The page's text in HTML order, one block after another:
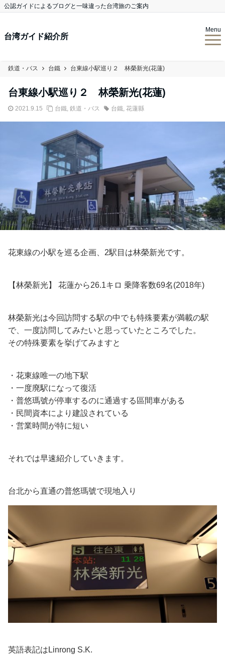
公認ガイドによるブログと一味違った台湾旅のご案内
台湾ガイド紹介所
Menu
鉄道・バス 台鐵 台東線小駅巡り２ 林榮新光(花蓮)
台東線小駅巡り２ 林榮新光(花蓮)
2021.9.15 台鐵, 鉄道・バス 台鐵, 花蓮縣
花東線の小駅を巡る企画、2駅目は林榮新光です。
【林榮新光】 花蓮から26.1キロ 乗降客数69名(2018年)
林榮新光は今回訪問する駅の中でも特殊要素が満載の駅
で、一度訪問してみたいと思っていたところでした。
その特殊要素を挙げてみますと
・花東線唯一の地下駅
・一度廃駅になって復活
・普悠瑪號が停車するのに通過する區間車がある
・民間資本により建設されている
・営業時間が特に短い
それでは早速紹介していきます。
台北から直通の普悠瑪號で現地入り
英語表記はLinrong S.K.